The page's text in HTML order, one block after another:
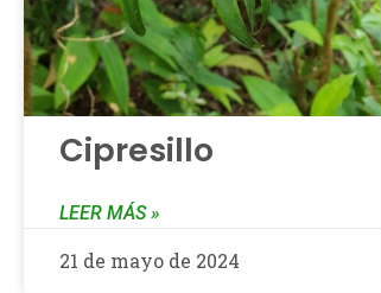
Cipresillo
LEER MÁS »
21 de mayo de 2024